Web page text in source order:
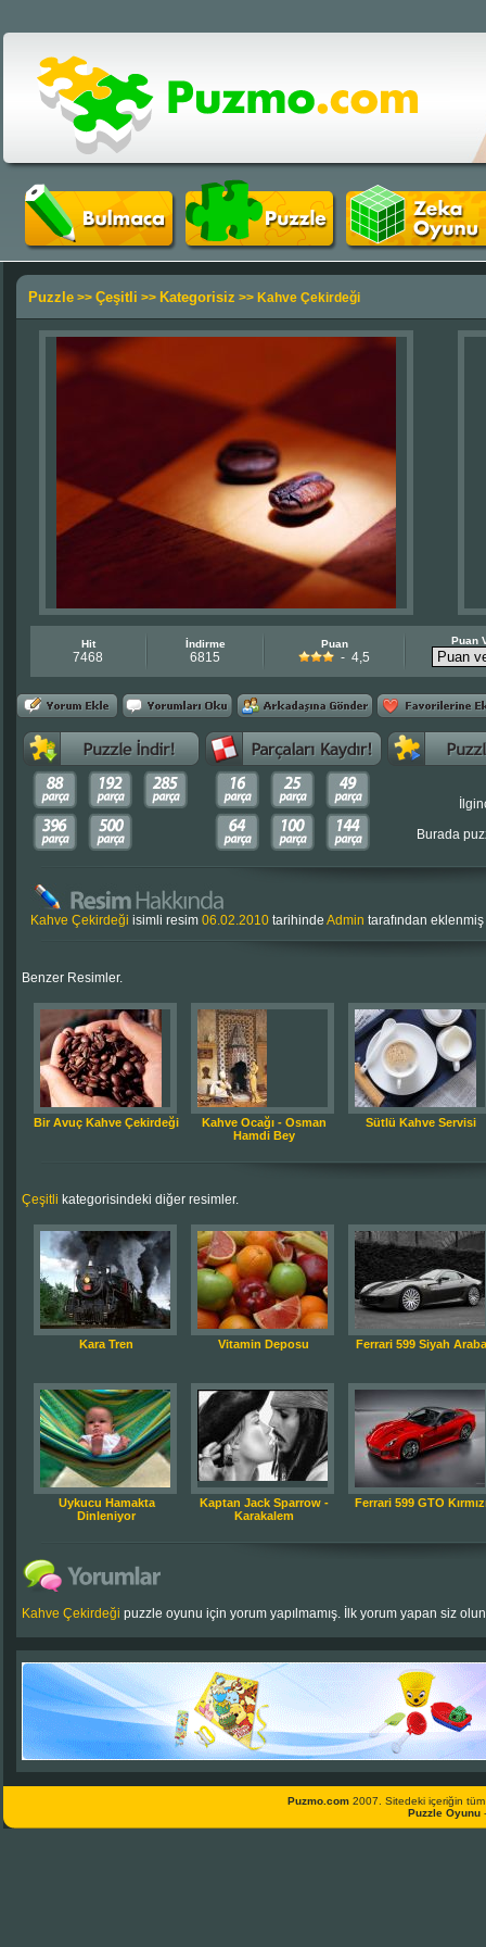
Puzzle >> Çeşitli >> Kategorisiz >> Kahve Çekirdeği
Hit
7468
İndirme
6815
Puan
- 4,5
Puan
Burada
Kahve Çekirdeği isimli resim 06.02.2010 tarihinde Admin tarafından
Benzer Resimler.
Bir Avuç Kahve Çekirdeği
Kahve Ocağı - Osman
Hamdi Bey
Sütlü Kahve Servisi
Çeşitli kategorisindeki diğer resimler.
Kara Tren Vitamin Deposu Ferrari 599 Siyah Araba
Uykucu Hamakta
Dinleniyor
Kaptan Jack Sparrow -
Karakalem
Ferrari 599 GTO
Kahve Çekirdeği puzzle oyunu için yorum yapılmamış. İlk yorum yapan siz
Puzmo.com2007. Sitedeki içeriğin tüm
Puzzle Oyunu